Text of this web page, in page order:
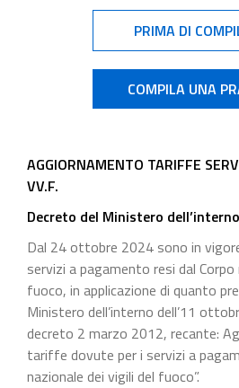
PRIMA DI
COMPILA UNA
AGGIORNAMENTO TARIFFE
VV.F.
Decreto del Ministero
Dal 24 ottobre 2024 sono in
servizi a pagamento resi dal
fuoco, in applicazione di quanto
Ministero dell’interno dell’11
decreto 2 marzo 2012, recante:
tariffe dovute per i servizi a
nazionale dei vigili del fuoco”.